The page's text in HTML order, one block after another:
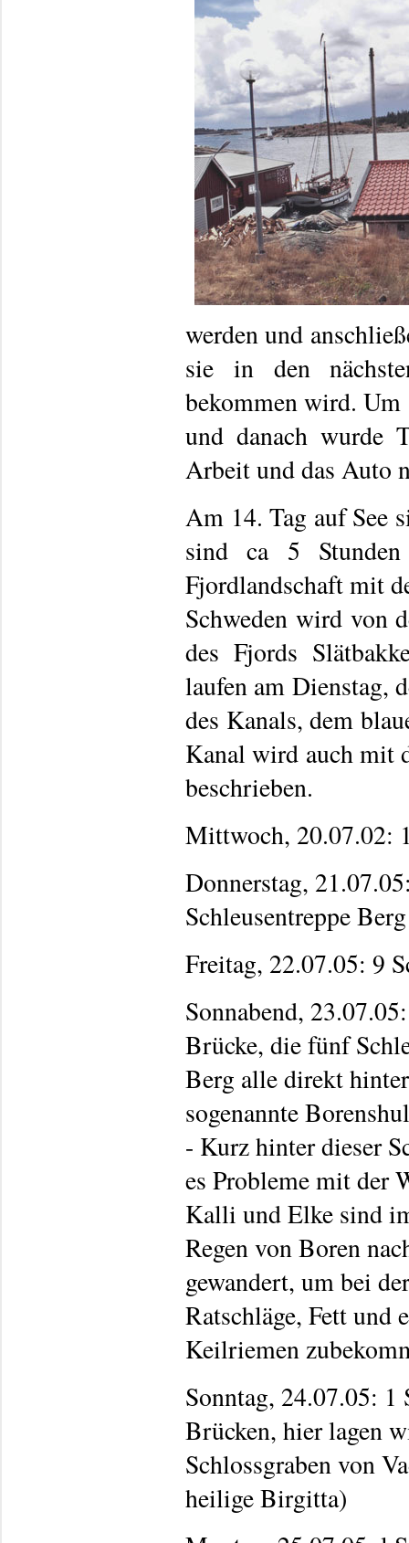
werden und
sie in den
bekommen wird.
und danach wurde
Arbeit und das Auto
Am 14. Tag auf See
sind ca 5
Fjordlandschaft mit
Schweden wird von
des Fjords
laufen am Dienstag,
des Kanals, dem
Kanal wird auch mit
beschrieben.
Mittwoch, 20.07.02:
Donnerstag,
Schleusentreppe
Freitag, 22.07.05: 9
Sonnabend,
Brücke, die fünf
Berg alle direkt
sogenannte
- Kurz hinter dieser
es Probleme mit der
Kalli und Elke sind
Regen von Boren
gewandert, um bei
Ratschläge, Fett und
Keilriemen
Sonntag, 24.07.05: 1
Brücken, hier lagen
Schlossgraben von
heilige Birgitta)